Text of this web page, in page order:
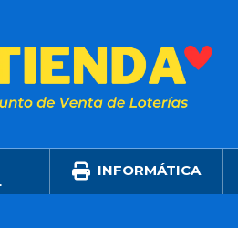
INFORMÁTICA